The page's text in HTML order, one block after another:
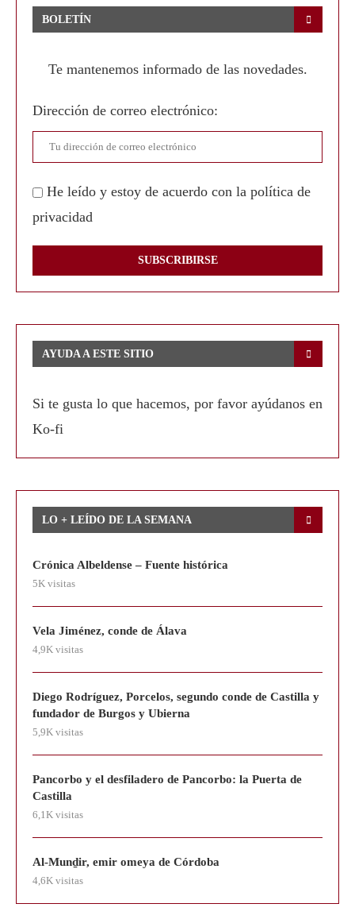
BOLETÍN
Te mantenemos informado de las novedades.
Dirección de correo electrónico:
He leído y estoy de acuerdo con la política de
privacidad
AYUDA A ESTE SITIO
Si te gusta lo que hacemos, por favor ayúdanos en
Ko-fi
LO + LEÍDO DE LA SEMANA
Crónica Albeldense – Fuente histórica
5K visitas
Vela Jiménez, conde de Álava
4,9K visitas
Diego Rodríguez, Porcelos, segundo conde de Castilla y
fundador de Burgos y Ubierna
5,9K visitas
Pancorbo y el desfiladero de Pancorbo: la Puerta de
Castilla
6,1K visitas
Al-Munḏir, emir omeya de Córdoba
4,6K visitas